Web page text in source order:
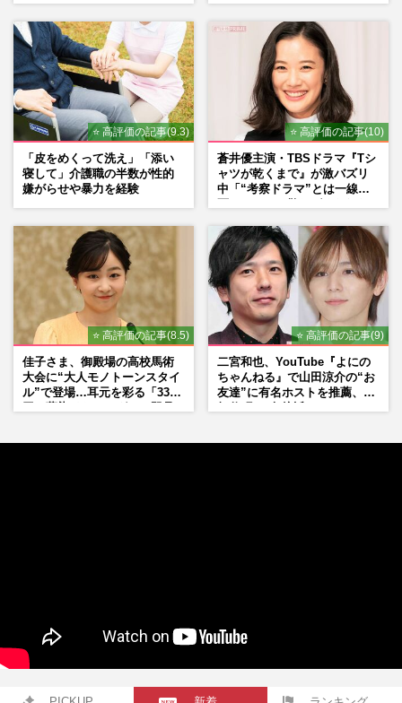
マン長男・櫻井海音だった
⭐ 高評価の記事(9.3)
「皮をめくって洗え」「添い
寝して」介護職の半数が性的
嫌がらせや暴力を経験
⭐ 高評価の記事(10)
蒼井優主演・TBSドラマ『Tシ
ャツが乾くまで』が激バズリ
中「“考察ドラマ”とは一線を
⭐ 高評価の記事(8.5)
佳子さま、御殿場の高校馬術
大会に“大人モノトーンスタイ
ル”で登場…耳元を彩る「3300
⭐ 高評価の記事(9)
二宮和也、YouTube『よにの
ちゃんねる』で山田涼介の“お
友達”に有名ホストを推薦、歌